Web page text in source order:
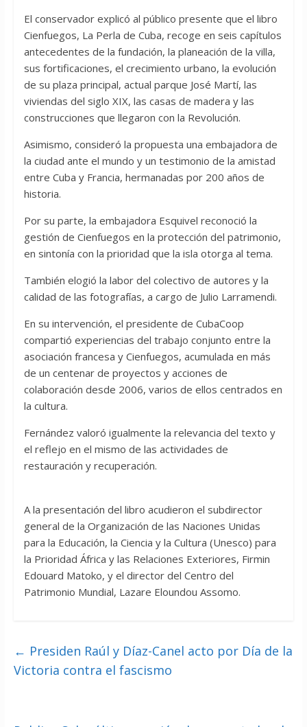
El conservador explicó al público presente que el libro
Cienfuegos, La Perla de Cuba, recoge en seis capítulos
antecedentes de la fundación, la planeación de la villa,
sus fortificaciones, el crecimiento urbano, la evolución
de su plaza principal, actual parque José Martí, las
viviendas del siglo XIX, las casas de madera y las
construcciones que llegaron con la Revolución.
Asimismo, consideró la propuesta una embajadora de
la ciudad ante el mundo y un testimonio de la amistad
entre Cuba y Francia, hermanadas por 200 años de
historia.
Por su parte, la embajadora Esquivel reconoció la
gestión de Cienfuegos en la protección del patrimonio,
en sintonía con la prioridad que la isla otorga al tema.
También elogió la labor del colectivo de autores y la
calidad de las fotografías, a cargo de Julio Larramendi.
En su intervención, el presidente de CubaCoop
compartió experiencias del trabajo conjunto entre la
asociación francesa y Cienfuegos, acumulada en más
de un centenar de proyectos y acciones de
colaboración desde 2006, varios de ellos centrados en
la cultura.
Fernández valoró igualmente la relevancia del texto y
el reflejo en el mismo de las actividades de
restauración y recuperación.
A la presentación del libro acudieron el subdirector
general de la Organización de las Naciones Unidas
para la Educación, la Ciencia y la Cultura (Unesco) para
la Prioridad África y las Relaciones Exteriores, Firmin
Edouard Matoko, y el director del Centro del
Patrimonio Mundial, Lazare Eloundou Assomo.
← Presiden Raúl y Díaz-Canel acto por Día de la
Victoria contra el fascismo